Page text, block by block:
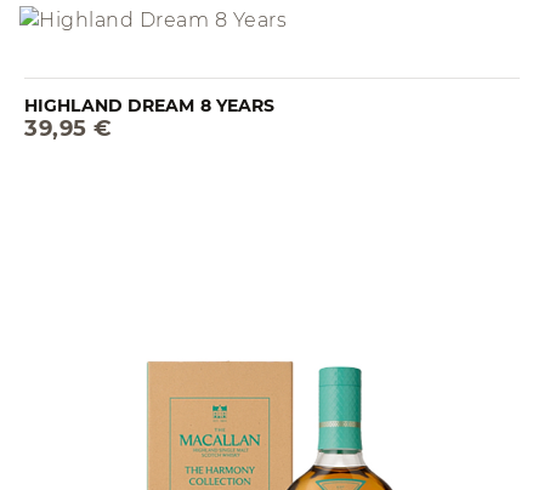
HIGHLAND DREAM 8 YEARS
39,95 €